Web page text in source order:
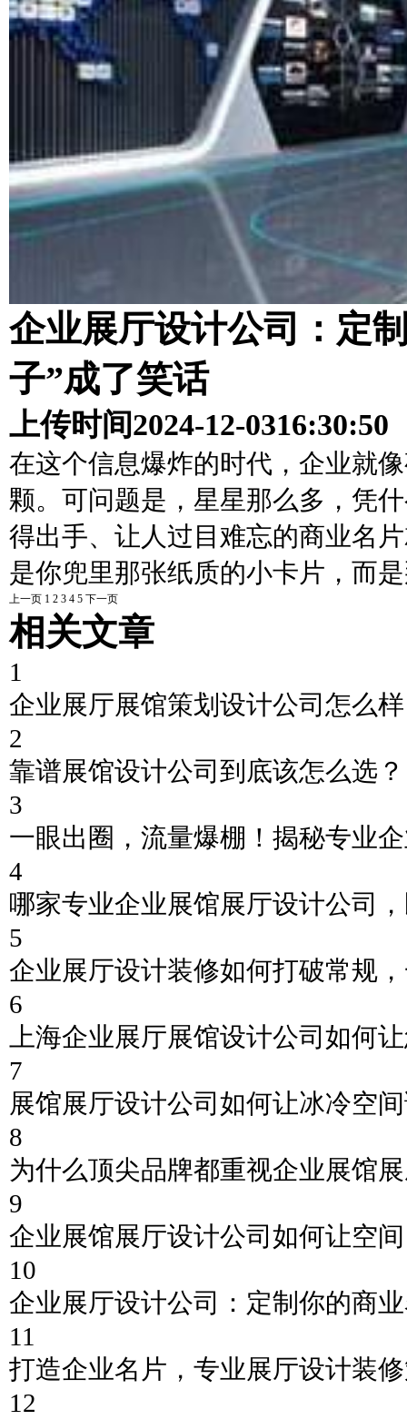
企业展厅设计公司：定
子”成了笑话
上传时间2024-12-0316:30:50
在这个信息爆炸的时代，企业就
颗。可问题是，星星那么多，凭
得出手、让人过目难忘的商业名
是你兜里那张纸质的小卡片，而
上一页 1 2 3 4 5 下一页
相关文章
1
企业展厅展馆策划设计公司怎么
2
靠谱展馆设计公司到底该怎么选？
3
一眼出圈，流量爆棚！揭秘专业
4
哪家专业企业展馆展厅设计公司
5
企业展厅设计装修如何打破常规
6
上海企业展厅展馆设计公司如何
7
展馆展厅设计公司如何让冰冷空
8
为什么顶尖品牌都重视企业展馆
9
企业展馆展厅设计公司如何让空
10
企业展厅设计公司：定制你的商
11
打造企业名片，专业展厅设计装
12